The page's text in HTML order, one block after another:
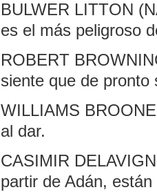
BULWER LITTON
es el más peligroso
ROBERT
siente que de pronto
WILLIAMS
al dar.
CASIMIR
partir de Adán,